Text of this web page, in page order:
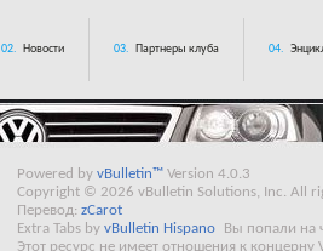
02. Новости 03. Партнеры клуба 04.
Powered by vBulletin™ Version 4.0.3
Copyright © 2026 vBulletin Solutions, Inc. All
Перевод: zCarot
Extra Tabs by vBulletin Hispano
Вы попали на
Этот ресурс не имеет отношения к концерну